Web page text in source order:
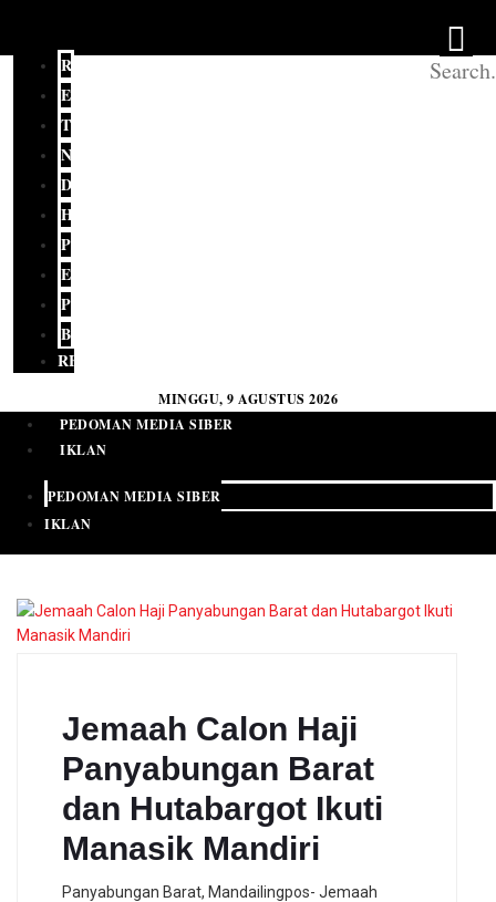
REDAKSI
EDITORIAL
TERKINI
NASIONAL
DAERAH
HUKUM
POLITIK
EKONOMI
PENDIDIKAN
BUDAYA
RELIGI
MINGGU, 9 AGUSTUS 2026
PEDOMAN MEDIA SIBER
IKLAN
PEDOMAN MEDIA SIBER
IKLAN
Jemaah Calon Haji
Panyabungan Barat
dan Hutabargot Ikuti
Manasik Mandiri
Panyabungan Barat, Mandailingpos- Jemaah